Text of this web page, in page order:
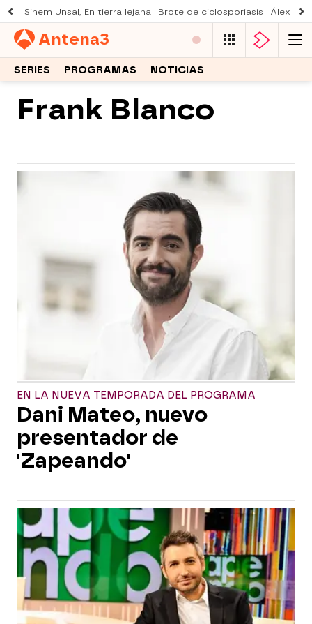
Sinem Ünsal, En tierra lejana Brote de ciclosporiasis Álex
Antena3
SERIES PROGRAMAS NOTICIAS
Frank Blanco
EN LA NUEVA TEMPORADA DEL PROGRAMA
Dani Mateo, nuevo
presentador de
'Zapeando'